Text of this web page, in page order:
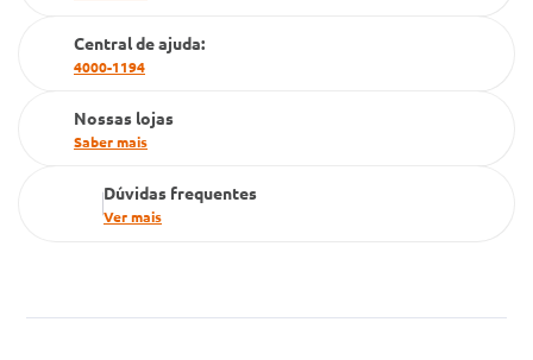
Televendas
Central de ajuda:
4000-1194
Nossas lojas
Saber mais
Dúvidas frequentes
Ver mais